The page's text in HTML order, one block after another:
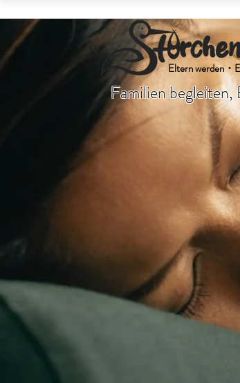
Eltern werden・
Familien begleiten,